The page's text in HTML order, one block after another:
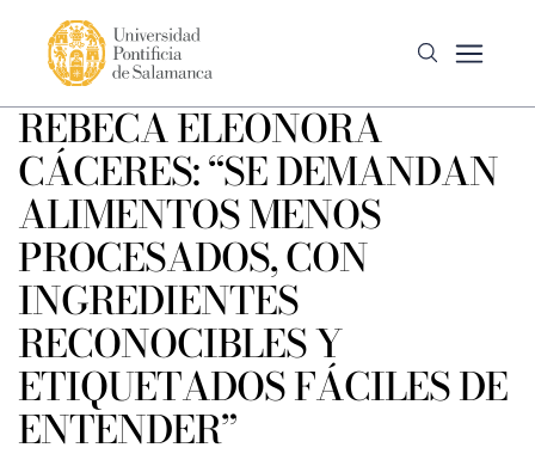
REBECA ELEONORA
CÁCERES: “SE DEMANDAN
ALIMENTOS MENOS
PROCESADOS, CON
INGREDIENTES
RECONOCIBLES Y
ETIQUETADOS FÁCILES DE
ENTENDER”